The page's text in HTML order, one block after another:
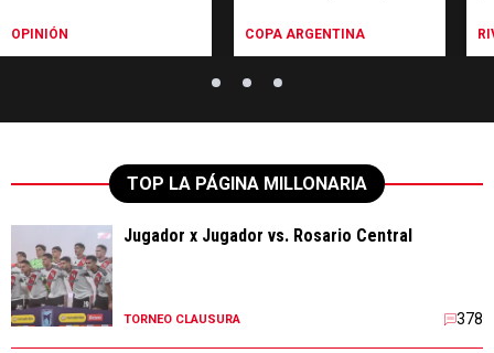
OPINIÓN COPA ARGENTINA
TOP LA PÁGINA MILLONARIA
Jugador x Jugador vs. Rosario Central
TORNEO CLAUSURA 378